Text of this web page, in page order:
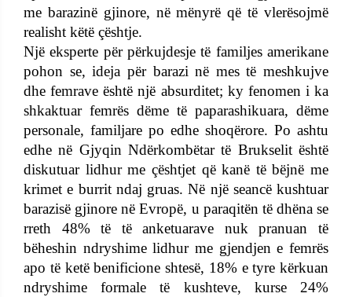
me barazinë gjinore, në mënyrë që të vlerësojmë
realisht këtë çështje.
Një eksperte për përkujdesje të familjes amerikane
pohon se, ideja për barazi në mes të meshkujve
dhe femrave është një absurditet; ky fenomen i ka
shkaktuar femrës dëme të paparashikuara, dëme
personale, familjare po edhe shoqërore. Po ashtu
edhe në Gjyqin Ndërkombëtar të Brukselit është
diskutuar lidhur me çështjet që kanë të bëjnë me
krimet e burrit ndaj gruas. Në një seancë kushtuar
barazisë gjinore në Evropë, u paraqitën të dhëna se
rreth 48% të të anketuarave nuk pranuan të
bëheshin ndryshime lidhur me gjendjen e femrës
apo të ketë benificione shtesë, 18% e tyre kërkuan
ndryshime formale të kushteve, kurse 24%